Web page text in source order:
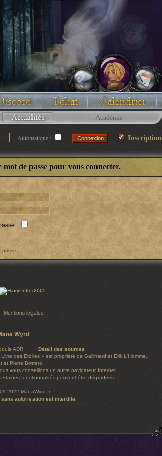
Académie
Automatique : Inscription
de passe pour vous connecter.
:
passe
- Mentions légales
Wyrd
ADR
Détail des sources
des Etoiles » est propriété de Gallimard et Erik L'Homme.
et Pierre Bottero.
vous conseillons un autre navigateur Internet.
fonctionnalités peuvent être dégradées.
2022 ManaWyrd.fr.
autorisation est interdite.